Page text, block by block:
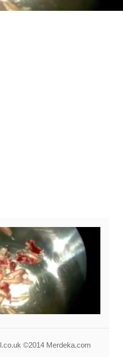
©2014 Merdeka.com